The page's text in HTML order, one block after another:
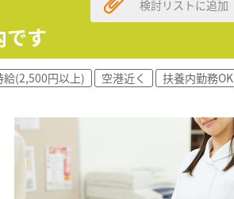
です
検討リストに追加
給(2,500円以上) 空港近く
扶養内勤務OK